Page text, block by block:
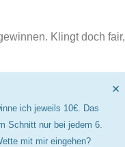
Klingt doch fair,
ich jeweils 10€. Das
Schnitt nur bei jedem 6.
mit mir eingehen?
×